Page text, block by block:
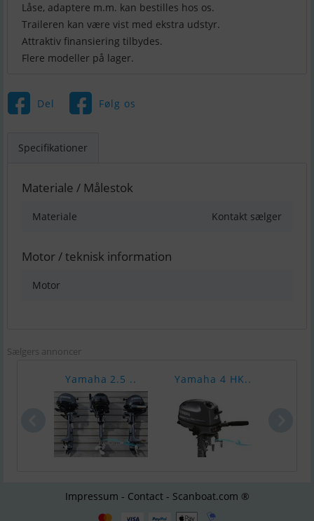
Låse, adaptere m.m. kan bestilles hos os.
Traileren kan være vist med ekstra udstyr.
Attraktiv finansiering tilbydes.
Flere modeller på lager.
Del Følg os
Specifikationer
Materiale / Målestok
Materiale Kontakt sælger
Motor / teknisk information
Motor
Sælgers annoncer
Yamaha 2.5 .. Yamaha 4 HK..
Impressum - Contact - Scanboat.com ®